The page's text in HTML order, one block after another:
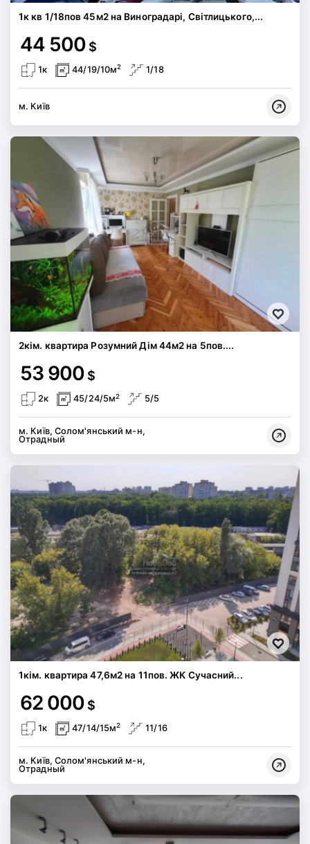
1к кв 1/18пов 45м2 на Виноградарі, Світлицького,...
44 500 $
1к 44/19/10м2 1/18
м. Київ
2кім. квартира Розумний Дім 44м2 на 5пов....
53 900 $
2к 45/24/5м2 5/5
м. Київ, Солом'янський м-н,
Отрадный
1кім. квартира 47,6м2 на 11пов. ЖК Сучасний...
62 000 $
1к 47/14/15м2 11/16
м. Київ, Солом'янський м-н,
Отрадный